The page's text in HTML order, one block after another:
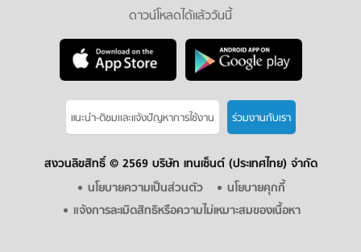
ดาวน์โหลดได้แล้ววันนี้
แนะนำ-ติชมเเละแจ้งปัญหาการใช้งาน ร่วมงานกับเรา
สงวนลิขสิทธิ์ © 2569 บริษัท เทนเซ็นต์ (ประเทศไทย) จำกัด
นโยบายความเป็นส่วนตัว
นโยบายคุกกี้
แจ้งการละเมิดสิทธิหรือความไม่เหมาะสมของเนื้อหา